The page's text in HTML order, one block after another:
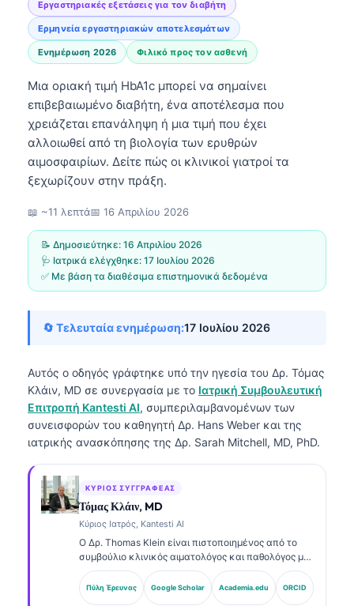
Εργαστηριακές εξετάσεις για τον διαβήτη
Ερμηνεία εργαστηριακών αποτελεσμάτων
Ενημέρωση 2026 Φιλικό προς τον ασθενή
Μια οριακή τιμή HbA1c μπορεί να σημαίνει
επιβεβαιωμένο διαβήτη, ένα αποτέλεσμα που
χρειάζεται επανάληψη ή μια τιμή που έχει
αλλοιωθεί από τη βιολογία των ερυθρών
αιμοσφαιρίων. Δείτε πώς οι κλινικοί γιατροί τα
ξεχωρίζουν στην πράξη.
📖 ~11 λεπτά📅 16 Απριλίου 2026
📝 Δημοσιεύτηκε: 16 Απριλίου 2026
🩺 Ιατρικά ελέγχθηκε: 17 Ιουλίου 2026
✅ Με βάση τα διαθέσιμα επιστημονικά δεδομένα
🔄 Τελευταία ενημέρωση:17 Ιουλίου 2026
Αυτός ο οδηγός γράφτηκε υπό την ηγεσία του Δρ. Τόμας
Κλάιν, MD σε συνεργασία με το Ιατρική Συμβουλευτική
Επιτροπή Kantesti AI, συμπεριλαμβανομένων των
συνεισφορών του καθηγητή Δρ. Hans Weber και της
ιατρικής ανασκόπησης της Δρ. Sarah Mitchell, MD, PhD.
ΚΎΡΙΟΣ ΣΥΓΓΡΑΦΈΑΣ
Τόμας Κλάιν, MD
Κύριος Ιατρός, Kantesti AI
Ο Δρ. Thomas Klein είναι πιστοποιημένος από το
συμβούλιο κλινικός αιματολόγος και παθολόγος με
πάνω από 15 χρόνια εμπειρίας στη εργαστηριακή
ιατρική και στην ανάλυση κλινικών δεδομένων με
υποβοήθηση AI. Ως Chief Medical Officer στην
Πύλη Έρευνας Google Scholar Academia.edu ORCID